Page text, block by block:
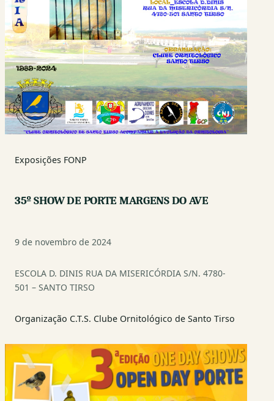
Exposições FONP
35º SHOW DE PORTE MARGENS DO AVE
9 de novembro de 2024
ESCOLA D. DINIS RUA DA MISERICÓRDIA S/N. 4780-
501 – SANTO TIRSO
Organização C.T.S. Clube Ornitológico de Santo Tirso